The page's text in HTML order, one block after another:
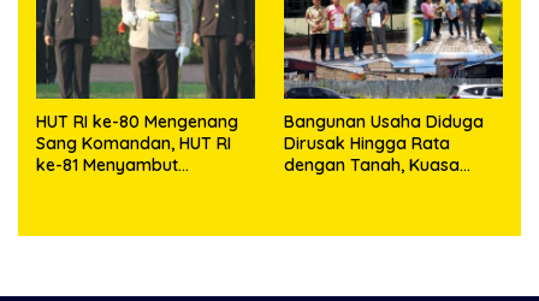
HUT RI ke-80 Mengenang
Sang Komandan, HUT RI
ke-81 Menyambut
Bangunan Usaha Diduga
Dirusak Hingga Rata
dengan Tanah, Kuasa